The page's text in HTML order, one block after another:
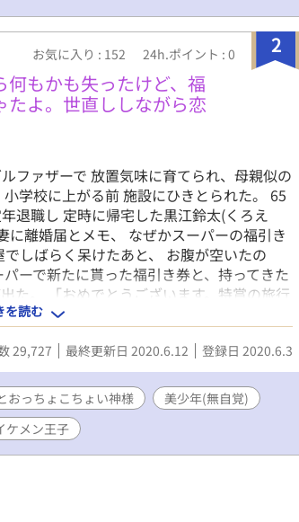
2
お気に入り : 152 24h.ポイント : 0
もかも失ったけど、福
よ。世直ししながら恋
ファザーで 放置気味に育てられ、母親似の
学校に上がる前 施設にひきとられた。 65
退職し 定時に帰宅した黒江鈴太(くろえ
に離婚届とメモ、 なぜかスーパーの福引き
しばらく呆けたあと、 お腹が空いたの
ーで新たに貰った福引き券と、持ってきた
た。 「おめでとうございます。特賞の旅行
数分後、 車にはねられ命を落としてしまっ
おまけで、 異世界に飛ばされました。 今
で丸ごとやり直します。 おっちょこちょ
の世直ししながら恋愛？物語？！
を読む
29,727 最終更新日 2020.6.12 登録日 2020.6.3
おっちょこちょい神様
美少年(無自覚)
ケメン王子